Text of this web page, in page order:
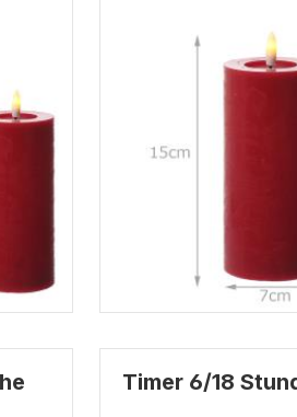
Timer 6/18